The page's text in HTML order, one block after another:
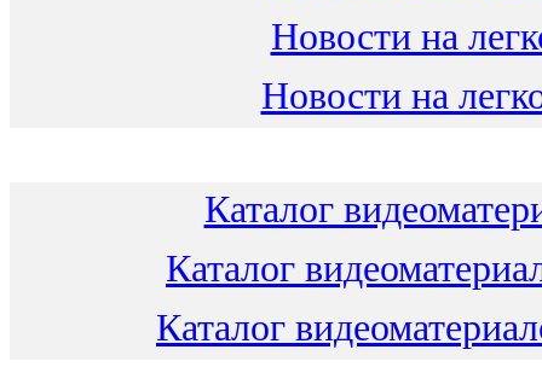
Новости на
Новости на
Каталог
Каталог
Каталог